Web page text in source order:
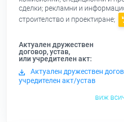
сделки; рекламни и
строителство и проектиране;
Актуален дружествен
договор, устав,
или учредителен акт:
Актуален дружествен
учредителен акт/устав
виж